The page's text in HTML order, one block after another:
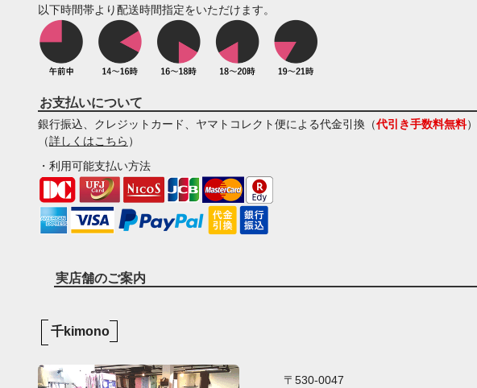
以下時間帯より配送時間指定をいただけます。
お支払いについて
銀行振込、クレジットカード、ヤマトコレクト便による代金引換（代引き手数料無料）
（詳しくはこちら ）
・利用可能支払い方法
実店舗のご案内
千kimono
〒530-0047